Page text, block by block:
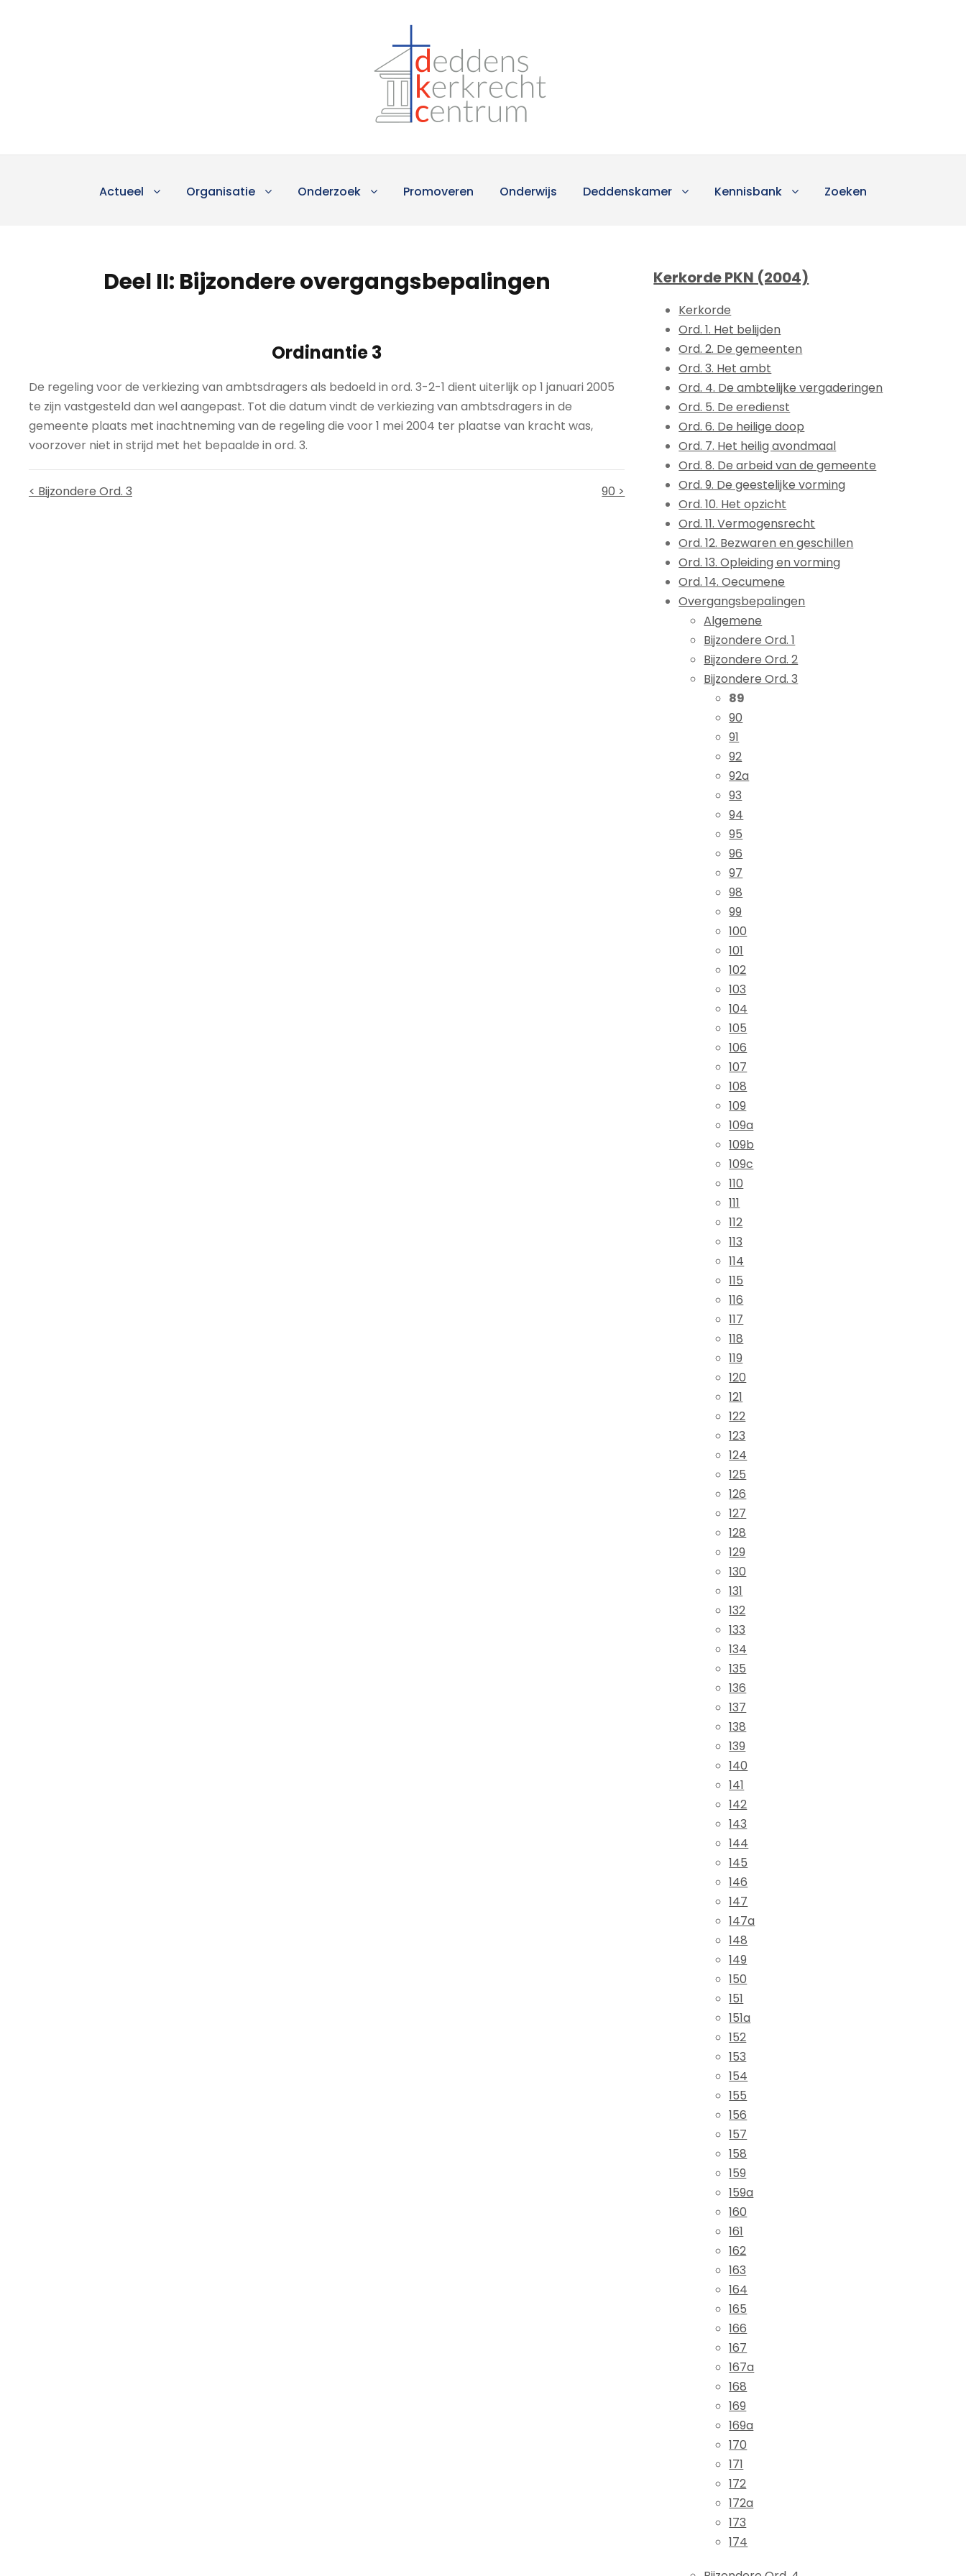
Actueel Organisatie Onderzoek Promoveren Onderwijs Deddenskamer Kennisbank Zoeken
Deel II: Bijzondere overgangsbepalingen
Ordinantie 3
De regeling voor de verkiezing van ambtsdragers als bedoeld in ord. 3-2-1 dient uiterlijk op 1 januari 2005
te zijn vastgesteld dan wel aangepast. Tot die datum vindt de verkiezing van ambtsdragers in de
gemeente plaats met inachtneming van de regeling die voor 1 mei 2004 ter plaatse van kracht was,
voorzover niet in strijd met het bepaalde in ord. 3.
< Bijzondere Ord. 3 90 >
Kerkorde PKN (2004)
Kerkorde
Ord. 1. Het belijden
Ord. 2. De gemeenten
Ord. 3. Het ambt
Ord. 4. De ambtelijke vergaderingen
Ord. 5. De eredienst
Ord. 6. De heilige doop
Ord. 7. Het heilig avondmaal
Ord. 8. De arbeid van de gemeente
Ord. 9. De geestelijke vorming
Ord. 10. Het opzicht
Ord. 11. Vermogensrecht
Ord. 12. Bezwaren en geschillen
Ord. 13. Opleiding en vorming
Ord. 14. Oecumene
Overgangsbepalingen
Algemene
Bijzondere Ord. 1
Bijzondere Ord. 2
Bijzondere Ord. 3
89
90
91
92
92a
93
94
95
96
97
98
99
100
101
102
103
104
105
106
107
108
109
109a
109b
109c
110
111
112
113
114
115
116
117
118
119
120
121
122
123
124
125
126
127
128
129
130
131
132
133
134
135
136
137
138
139
140
141
142
143
144
145
146
147
147a
148
149
150
151
151a
152
153
154
155
156
157
158
159
159a
160
161
162
163
164
165
166
167
167a
168
169
169a
170
171
172
172a
173
174